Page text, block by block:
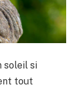
soleil si
tout